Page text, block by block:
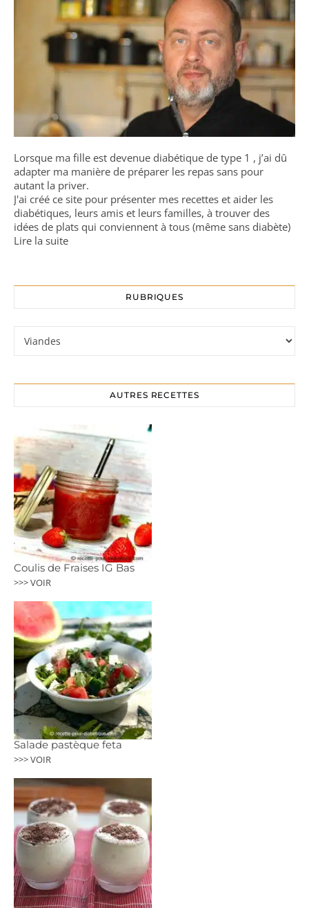
Lorsque ma fille est devenue diabétique de type 1 , j’ai dû
adapter ma manière de préparer les repas sans pour
autant la priver.
J'ai créé ce site pour présenter mes recettes et aider les
diabétiques, leurs amis et leurs familles, à trouver des
idées de plats qui conviennent à tous (même sans diabète)
Lire la suite
RUBRIQUES
AUTRES RECETTES
Coulis de Fraises IG Bas
>>> VOIR
Salade pastèque feta
>>> VOIR